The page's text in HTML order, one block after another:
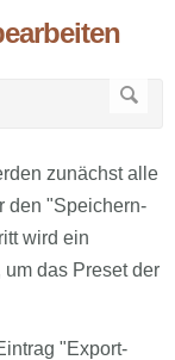
zunächst alle
den "Speichern-
wird ein
das Preset der
"Export-